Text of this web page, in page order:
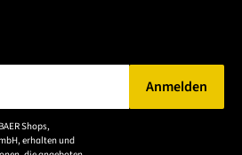
E-Mail-Adresse ein.
Anmelden
Shops,
erhalten und